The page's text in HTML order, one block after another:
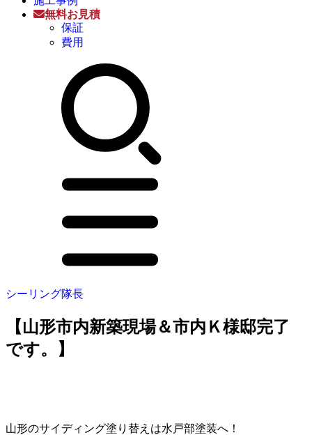
無料お見積
保証
費用
シーリング隊長
【山形市内新築現場＆市内Ｋ様邸完了
です。】
山形のサイディング塗り替えは水戸部塗装へ！